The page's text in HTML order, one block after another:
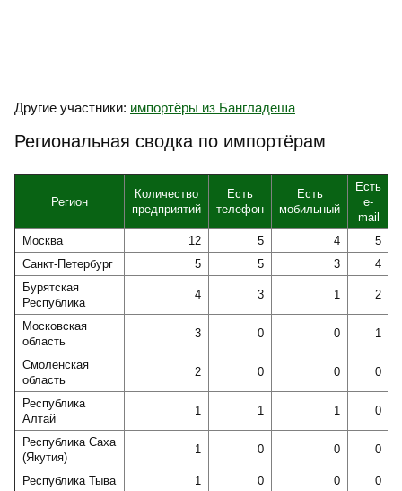
Другие участники: импортёры из Бангладеша
Региональная сводка по импортёрам
Регион
Количество
предприятий
Есть
телефон
Есть
мобильный
Есть
e-
mail
Москва
12 5 4
5
Санкт-Петербург
5 5 3
4
Бурятская
Республика
4 3 1 2
Московская
область
3 0 0 1
Смоленская
область
2 0 0 0
Республика
Алтай
1 1 1 0
Республика Саха
(Якутия)
1 0 0 0
Республика Тыва 1 0 0
0